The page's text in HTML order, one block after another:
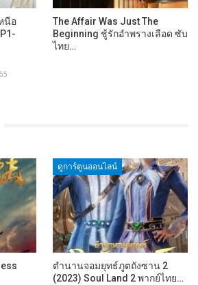
นือ
The Affair Was Just The
Beginning ชู้รักอำพรางเลือด ซับ
ไทย…
ดูการ์ตูนออนไลน์
ตำนานจอมยุทธ์ภูตถังซาน 2
(2023) Soul Land 2 พากย์ไทย…